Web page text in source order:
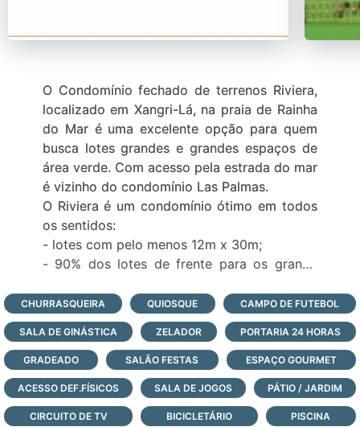
O Condomínio fechado de terrenos Riviera,
localizado em Xangri-Lá, na praia de Rainha
do Mar é uma excelente opção para quem
busca lotes grandes e grandes espaços de
área verde. Com acesso pela estrada do mar
é vizinho do condomínio Las Palmas.
O Riviera é um condomínio ótimo em todos
os sentidos:
- lotes com pelo menos 12m x 30m;
- 90% dos lotes de frente para os grande
- infraestrutura completa de lazer com
paradouro à beira-mar;
- 2 ambientes de estar;
- Espaço de jogos;
- Fitness;
- Cof fee Bar;
- Piscina aquecida com spa;
CHURRASQUEIRA QUIOSQUE CAMPO DE FUTEBOL
SALA DE GINÁSTICA ZELADOR PORTARIA 24 HORAS
GRADEADO SALÃO FESTAS ESPAÇO GOURMET
ACESSO DEF.FÍSICOS SALA DE JOGOS PÁTIO / JARDIM
CIRCUITO DE TV BICICLETÁRIO PISCINA